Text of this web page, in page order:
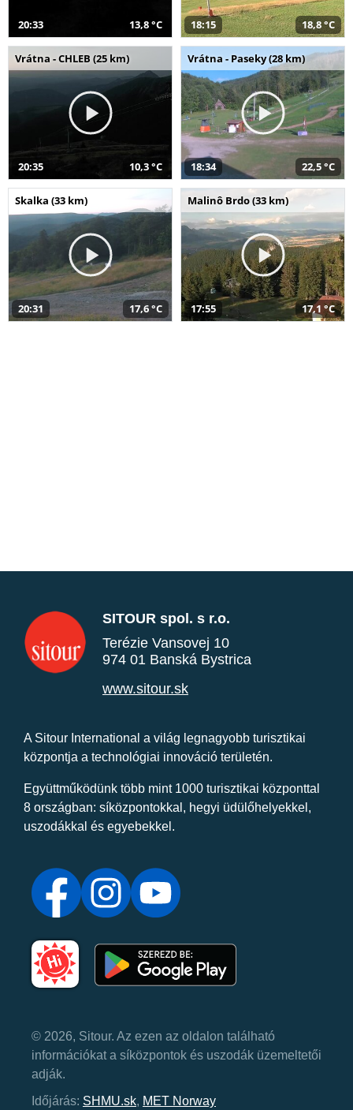
20:33 13,8 °C 18:15 18,8 °C
Vrátna - CHLEB (25 km)
20:35 10,3 °C
Vrátna - Paseky (28 km)
18:34 22,5 °C
Skalka (33 km)
20:31 17,6 °C
Malinô Brdo (33 km)
17:55 17,1 °C
SITOUR spol. s r.o.
Terézie Vansovej 10
974 01 Banská Bystrica
www.sitour.sk
A Sitour International a világ legnagyobb turisztikai
központja a technológiai innováció területén.
Együttműködünk több mint 1000 turisztikai központtal
8 országban: síközpontokkal, hegyi üdülőhelyekkel,
uszodákkal és egyebekkel.
© 2026, Sitour. Az ezen az oldalon található
információkat a síközpontok és uszodák üzemeltetői
adják.
Időjárás: SHMU.sk, MET Norway